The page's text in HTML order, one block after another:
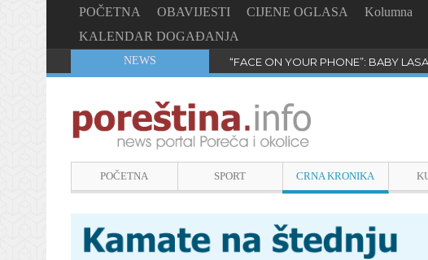
POČETNA OBAVIJESTI CIJENE OGLASA Kolumna
KALENDAR DOGAĐANJA
NEWS “FACE ON YOUR PHONE”: BABY
POČETNA SPORT CRNA KRONIKA